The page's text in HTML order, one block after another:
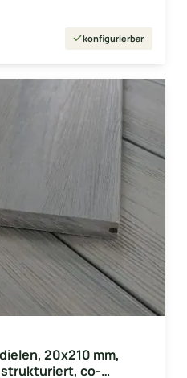
konfigurierbar
20x210 mm,
strukturiert, co-